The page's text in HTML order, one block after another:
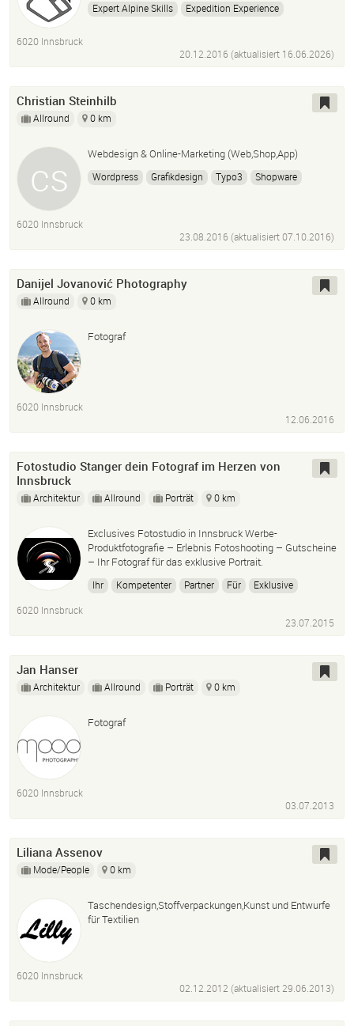
Expert Alpine Skills
Expedition Experience
DTP Artist
Agency Experience
Editorial Experience
Cinematography
6020 Innsbruck
20.12.2016 (aktualisiert 16.06.2026)
Christian Steinhilb
Allround 0 km
Webdesign & Online-Marketing (Web,Shop,App)
Wordpress Grafikdesign Typo3
Shopware
6020 Innsbruck
23.08.2016 (aktualisiert07.10.2016)
Danijel Jovanović Photography
Allround 0 km
Fotograf
6020 Innsbruck
12.06.2016
Fotostudio Stanger dein Fotograf im Herzen von
Innsbruck
Architektur Allround Porträt 0 km
Exclusives Fotostudio in Innsbruck Werbe-
Produktfotografie – Erlebnis Fotoshooting – Gutscheine
– Ihr Fotograf für das exklusive Portrait.
Ihr Kompetenter Partner Für
Exklusive
6020 Innsbruck
23.07.2015
Jan Hanser
Architektur Allround Porträt 0 km
Fotograf
6020 Innsbruck
03.07.2013
Liliana Assenov
Mode/People 0 km
Taschendesign,Stoffverpackungen,Kunst und Entwurfe
für Textilien
6020 Innsbruck
02.12.2012 (aktualisiert29.06.2013)